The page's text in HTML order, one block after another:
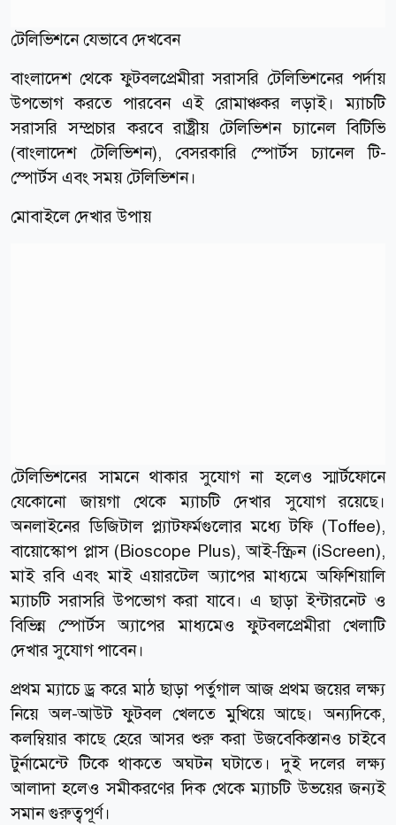
টেলিভিশনে যেভাবে দেখবেন
বাংলাদেশ থেকে ফুটবলপ্রেমীরা সরাসরি টেলিভিশনের পর্দায়
উপভোগ করতে পারবেন এই রোমাঞ্চকর লড়াই। ম্যাচটি
সরাসরি সম্প্রচার করবে রাষ্ট্রীয় টেলিভিশন চ্যানেল বিটিভি
(বাংলাদেশ টেলিভিশন), বেসরকারি স্পোর্টস চ্যানেল টি-
স্পোর্টস এবং সময় টেলিভিশন।
মোবাইলে দেখার উপায়
টেলিভিশনের সামনে থাকার সুযোগ না হলেও স্মার্টফোনে
যেকোনো জায়গা থেকে ম্যাচটি দেখার সুযোগ রয়েছে।
অনলাইনের ডিজিটাল প্ল্যাটফর্মগুলোর মধ্যে টফি (Toffee),
বায়োস্কোপ প্লাস (Bioscope Plus), আই-স্ক্রিন (iScreen),
মাই রবি এবং মাই এয়ারটেল অ্যাপের মাধ্যমে অফিশিয়ালি
ম্যাচটি সরাসরি উপভোগ করা যাবে। এ ছাড়া ইন্টারনেট ও
বিভিন্ন স্পোর্টস অ্যাপের মাধ্যমেও ফুটবলপ্রেমীরা খেলাটি
দেখার সুযোগ পাবেন।
প্রথম ম্যাচে ড্র করে মাঠ ছাড়া পর্তুগাল আজ প্রথম জয়ের লক্ষ্য
নিয়ে অল-আউট ফুটবল খেলতে মুখিয়ে আছে। অন্যদিকে,
কলম্বিয়ার কাছে হেরে আসর শুরু করা উজবেকিস্তানও চাইবে
টুর্নামেন্টে টিকে থাকতে অঘটন ঘটাতে। দুই দলের লক্ষ্য
আলাদা হলেও সমীকরণের দিক থেকে ম্যাচটি উভয়ের জন্যই
সমান গুরুত্বপূর্ণ।